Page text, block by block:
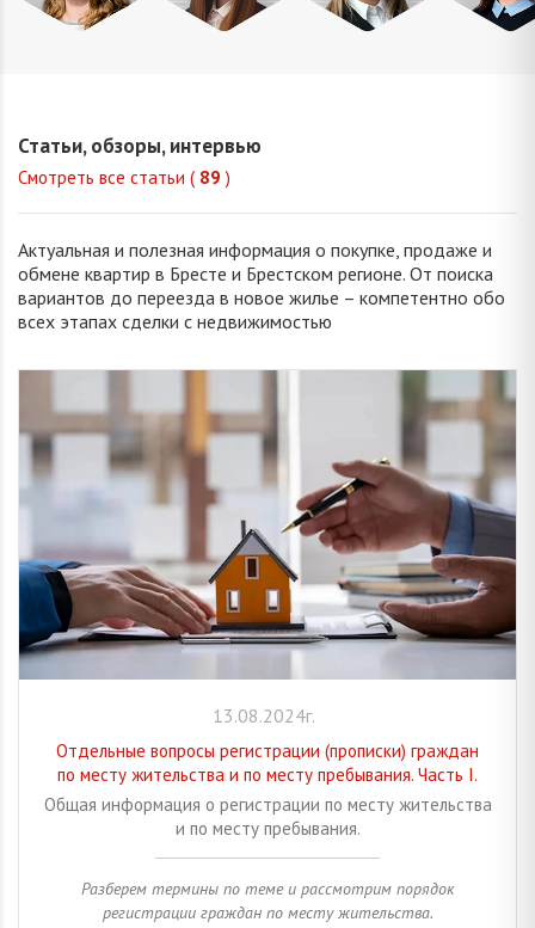
Статьи, обзоры, интервью
Смотреть все статьи ( 89 )
Актуальная и полезная информация о покупке, продаже и
обмене квартир в Бресте и Брестском регионе. От поиска
вариантов до переезда в новое жилье – компетентно обо
всех этапах сделки с недвижимостью
13.08.2024г.
Отдельные вопросы регистрации (прописки) граждан
по месту жительства и по месту пребывания. Часть I.
Общая информация о регистрации по месту жительства
и по месту пребывания.
Разберем термины по теме и рассмотрим порядок
регистрации граждан по месту жительства.